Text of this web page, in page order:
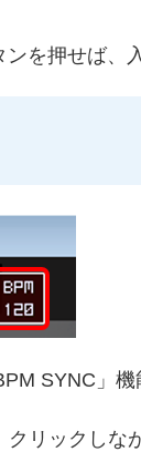
を押せば、
SYNC」
リックしな